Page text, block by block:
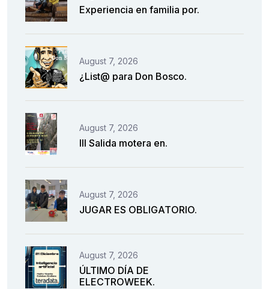
Experiencia en familia por.
August 7, 2026
¿List@ para Don Bosco.
August 7, 2026
III Salida motera en.
August 7, 2026
JUGAR ES OBLIGATORIO.
August 7, 2026
ÚLTIMO DÍA DE
ELECTROWEEK.